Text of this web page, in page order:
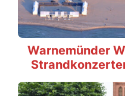
Warnemünder